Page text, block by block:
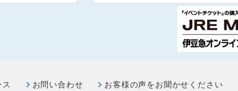
ス お問い合わせ お客様の声をお聞かせください